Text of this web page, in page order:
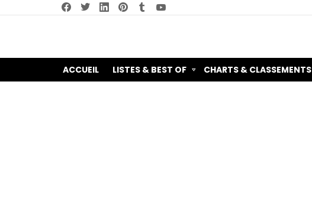
facebooktwitterlinkedin pinterest
ACCUEIL LISTES & BEST OF CHARTS & CLASSEMENTS